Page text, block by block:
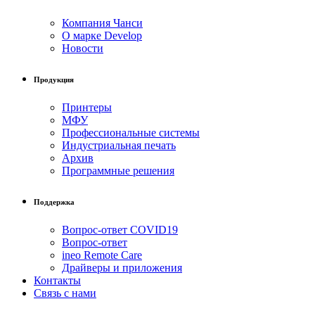
Компания Чанси
О марке Develop
Новости
Продукция
Принтеры
МФУ
Профессиональные системы
Индустриальная печать
Архив
Программные решения
Поддержка
Вопрос-ответ COVID19
Вопрос-ответ
ineo Remote Care
Драйверы и приложения
Контакты
Связь с нами